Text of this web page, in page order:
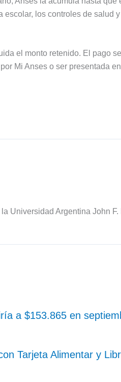
los controles de salud
el monto retenido. El pago
Mi Anses o ser presentada
Universidad Argentina John F.
a $153.865 en
Tarjeta Alimentar y